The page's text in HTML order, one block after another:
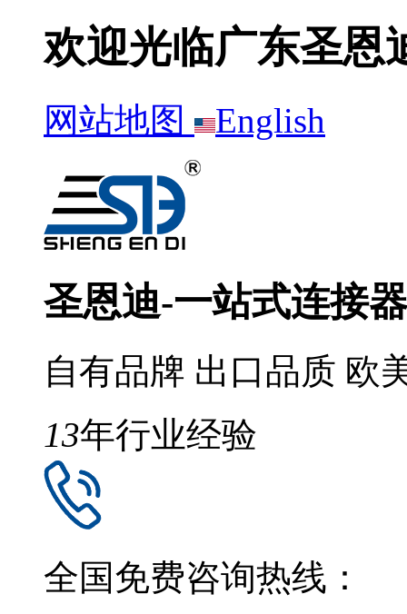
欢迎光临广东圣恩
网站地图 English
圣恩迪-一站式连接
自有品牌 出口品质 欧
13年行业经验
全国免费咨询热线：